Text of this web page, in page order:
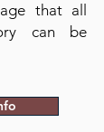
that all
can be